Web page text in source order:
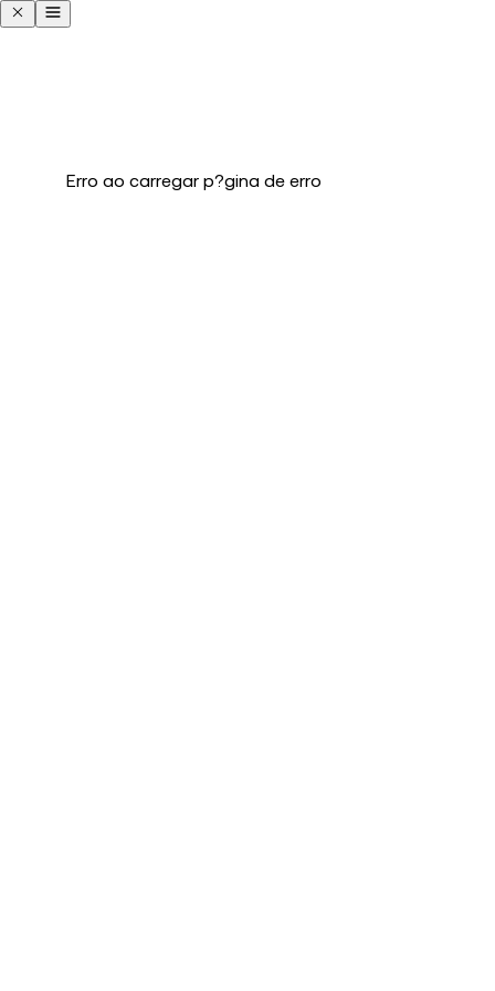
Erro ao carregar p?gina de erro